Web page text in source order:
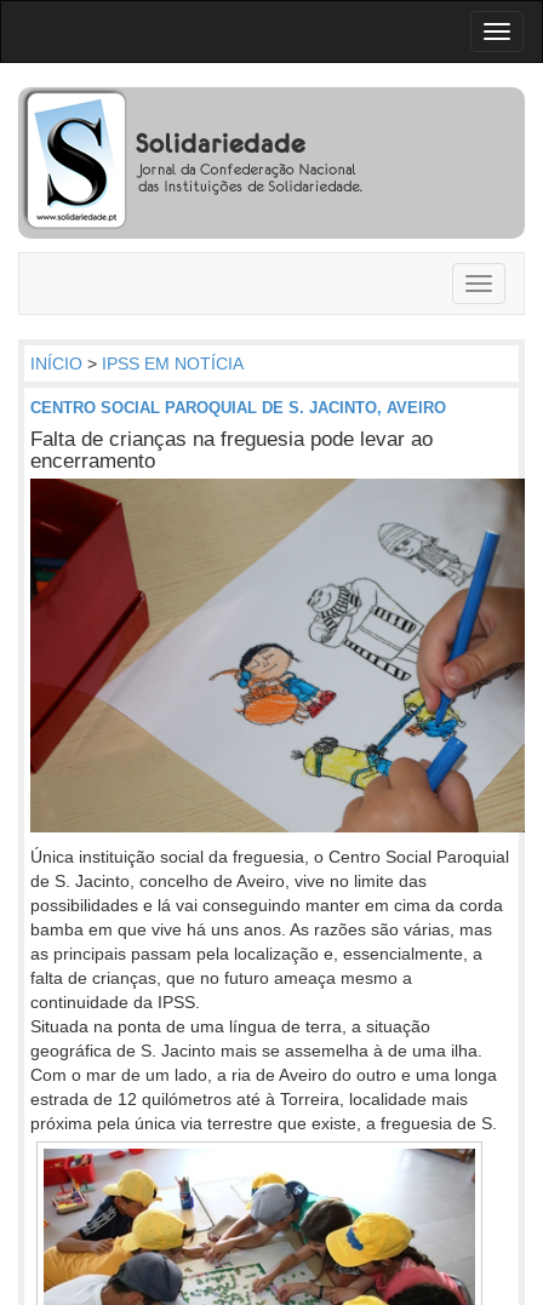
Toggle
INÍCIO > IPSS EM NOTÍCIA
CENTRO SOCIAL PAROQUIAL DE S. JACINTO, AVEIRO
Falta de crianças na freguesia pode levar ao
encerramento
Única instituição social da freguesia, o Centro Social Paroquial
de S. Jacinto, concelho de Aveiro, vive no limite das
possibilidades e lá vai conseguindo manter em cima da corda
bamba em que vive há uns anos. As razões são várias, mas
as principais passam pela localização e, essencialmente, a
falta de crianças, que no futuro ameaça mesmo a
continuidade da IPSS.
Situada na ponta de uma língua de terra, a situação
geográfica de S. Jacinto mais se assemelha à de uma ilha.
Com o mar de um lado, a ria de Aveiro do outro e uma longa
estrada de 12 quilómetros até à Torreira, localidade mais
próxima pela única via terrestre que existe, a freguesia de S.